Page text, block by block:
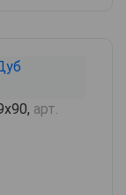
арт.